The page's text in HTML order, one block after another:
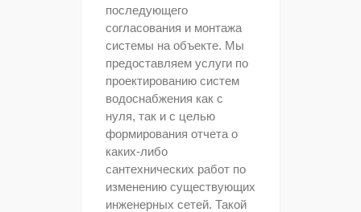
последующего
согласования и монтажа
системы на объекте. Мы
предоставляем услуги по
проектированию систем
водоснабжения как с
нуля, так и с целью
формирования отчета о
каких-либо
сантехнических работ по
изменению существующих
инженерных сетей. Такой